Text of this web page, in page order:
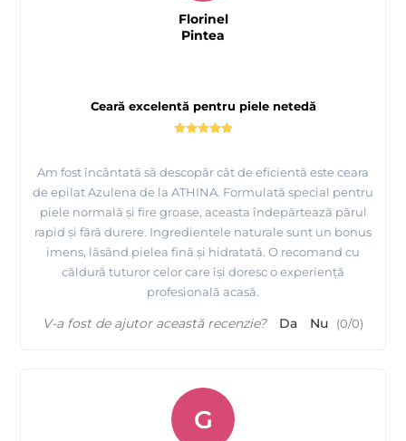
Ceară excelentă pentru piele netedă
Am fost încântată să descopăr cât de eficientă este ceara
de epilat Azulena de la ATHINA. Formulată special pentru
piele normală și fire groase, aceasta îndepărtează părul
rapid și fără durere. Ingredientele naturale sunt un bonus
imens, lăsând pielea fină și hidratată. O recomand cu
căldură tuturor celor care își doresc o experiență
profesională acasă.
Florinel
Pintea
V-a fost de ajutor această recenzie? Da Nu (0/0)
G